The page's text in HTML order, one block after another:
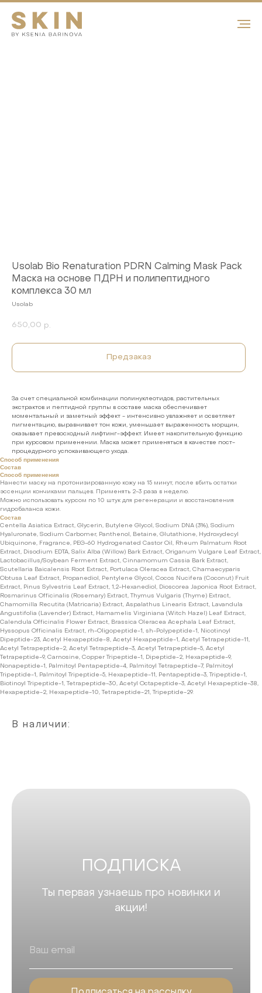
Usolab Bio Renaturation PDRN Calming Mask Pack
Маска на основе ПДРН и полипептидного
комплекса 30 мл
Usolab
650,00 р.
Предзаказ
За счет специальной комбинации полинуклеотидов, растительных
экстрактов и пептидной группы в составе маска обеспечивает
моментальный и заметный эффект - интенсивно увлажняет и осветляет
пигментацию, выравнивает тон кожи, уменьшает выраженность морщин,
оказывает превосходный лифтинг-эффект. Имеет накопительную функцию
при курсовом применении. Маска может применяться в качестве пост-
процедурного успокаивающего ухода.
Способ применения
Состав
Способ применения
Нанести маску на протонизированную кожу на 15 минут, после вбить остатки
эссенции кончиками пальцев. Применять 2-3 раза в неделю.
Можно использовать курсом по 10 штук для регенерации и восстановления
гидробаланса кожи.
Состав
Centella Asiatica Extract, Glycerin, Butylene Glycol, Sodium DNA (3%), Sodium
Hyaluronate, Sodium Carbomer, Panthenol, Betaine, Glutathione, Hydroxydecyl
Ubiquinone, Fragrance, PEG-60 Hydrogenated Castor Oil, Rheum Palmatum Root
Extract, Disodium EDTA, Salix Alba (Willow) Bark Extract, Origanum Vulgare Leaf Extract,
Lactobacillus/Soybean Ferment Extract, Cinnamomum Cassia Bark Extract,
Scutellaria Baicalensis Root Extract, Portulaca Oleracea Extract, Chamaecyparis
Obtusa Leaf Extract, Propanediol, Pentylene Glycol, Cocos Nucifera (Coconut) Fruit
Extract, Pinus Sylvestris Leaf Extract, 1,2-Hexanediol, Dioscorea Japonica Root Extract,
Rosmarinus Officinalis (Rosemary) Extract, Thymus Vulgaris (Thyme) Extract,
Chamomilla Recutita (Matricaria) Extract, Aspalathus Linearis Extract, Lavandula
Angustifolia (Lavender) Extract, Hamamelis Virginiana (Witch Hazel) Leaf Extract,
Calendula Officinalis Flower Extract, Brassica Oleracea Acephala Leaf Extract,
Hyssopus Officinalis Extract, rh-Oligopeptide-1, sh-Polypeptide-1, Nicotinoyl
Dipeptide-23, Acetyl Hexapeptide-8, Acetyl Hexapeptide-1, Acetyl Tetrapeptide-11,
Acetyl Tetrapeptide-2, Acetyl Tetrapeptide-3, Acetyl Tetrapeptide-5, Acetyl
Tetrapeptide-9, Carnosine, Copper Tripeptide-1, Dipeptide-2, Hexapeptide-9,
Nonapeptide-1, Palmitoyl Pentapeptide-4, Palmitoyl Tetrapeptide-7, Palmitoyl
Tripeptide-1, Palmitoyl Tripeptide-5, Hexapeptide-11, Pentapeptide-3, Tripeptide-1,
Biotinoyl Tripeptide-1, Tetrapeptide-30, Acetyl Octapeptide-3, Acetyl Hexapeptide-38,
Hexapeptide-2, Hexapeptide-10, Tetrapeptide-21, Tripeptide-29.
В наличии:
ПОДПИСКА
Ты первая узнаешь про новинки и
акции!